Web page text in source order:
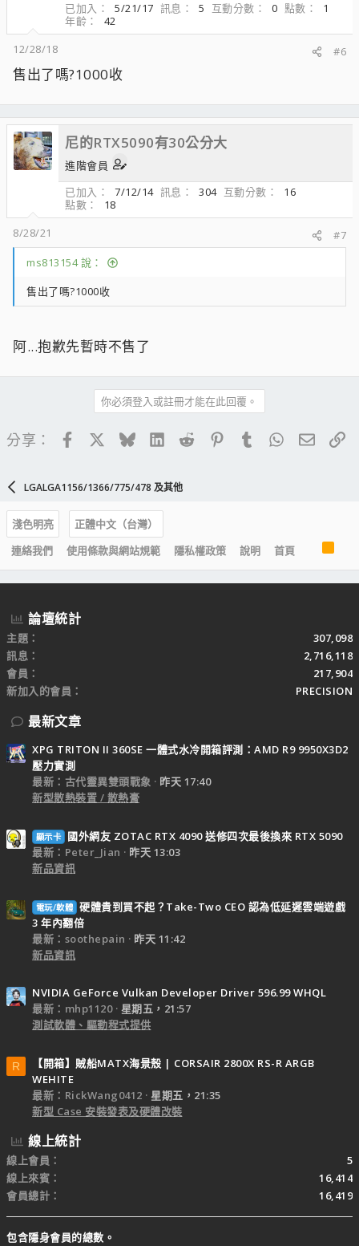
已加入
5/21/17 訊息 5 互動分數 0 點數
1
年齡
42
12/28/18
#6
售出了嗎?1000收
尼的RTX5090有30公分大
進階會員
已加入
7/12/14 訊息 304 互動分數
16
點數
18
8/28/21
#7
ms813154 說：
售出了嗎?1000收
阿...抱歉先暫時不售了
你必須登入或註冊才能在此回覆。
分享： FacebookBlueskyLinkedIn
Reddit PinterestTumblrWhatsApp
電子
LGALGA1156/1366/775/478 及其他
淺色明亮
正體中文（台灣）
連絡我們
使用條款與網站規範 隱私權政策 說明 首頁
R
S
S
論壇統計
主題
307,098
訊息
2,716,118
會員
217,904
新加入的會員
PRECISION
最新文章
XPG TRITON II 360SE 一體式水冷開箱評測：AMD R9 9950X3D2
壓力實測
最新：古代靈異雙頭戰象
昨天 17:40
新型散熱裝置 / 散熱膏
顯示卡
國外網友 ZOTAC RTX 4090 送修四次最後換來 RTX 5090
最新：Peter_Jian
昨天 13:03
新品資訊
電玩/軟體 硬體貴到買不起？Take-Two CEO 認為低延遲雲端遊戲
3 年內翻倍
最新：soothepain
昨天 11:42
新品資訊
NVIDIA GeForce Vulkan Developer Driver 596.99 WHQL
最新：mhp1120
星期五，21:57
測試軟體、驅動程式提供
R
【開箱】賊船MATX海景殼 | CORSAIR 2800X RS-R ARGB
WEHITE
最新：RickWang0412
星期五，21:35
新型 Case 安裝發表及硬體改裝
線上統計
線上會員
5
線上來賓
16,414
會員總計
16,419
包含隱身會員的總數。